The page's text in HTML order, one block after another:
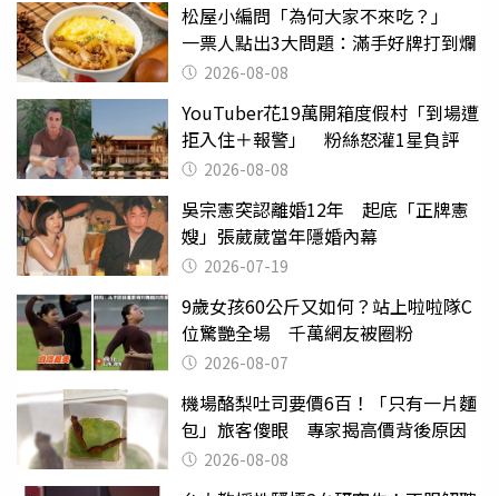
松屋小編問「為何大家不來吃？」
一票人點出3大問題：滿手好牌打到爛
2026-08-08
YouTuber花19萬開箱度假村「到場遭
拒入住＋報警」 粉絲怒灌1星負評
2026-08-08
吳宗憲突認離婚12年 起底「正牌憲
嫂」張葳葳當年隱婚內幕
2026-07-19
9歲女孩60公斤又如何？站上啦啦隊C
位驚艷全場 千萬網友被圈粉
2026-08-07
機場酪梨吐司要價6百！「只有一片麵
包」旅客傻眼 專家揭高價背後原因
2026-08-08